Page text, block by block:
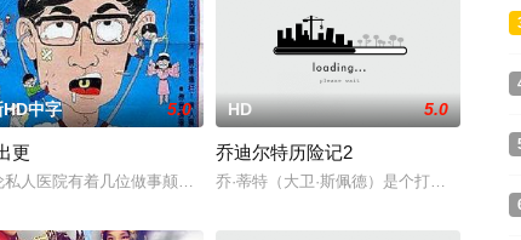
安东尼奥(德尔维斯饰)的泊车员冒充她的情人，以掩饰自己与一个已婚男
怪的强迫症老头，没有家庭也没有朋友，整天关在屋里写他的第二十六
HD中字 5.0
更
私人医院有着几位做事颠倒的英联邦实习医生，罗保罗、福克兰、金子
HD 5.0
乔迪尔特历险记2
乔·蒂特（大卫·斯佩德）是个打小就特不